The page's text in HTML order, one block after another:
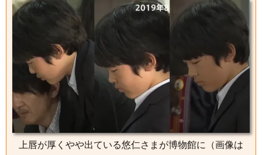
上唇が厚くやや出ている悠仁さまが博物館に（画像は